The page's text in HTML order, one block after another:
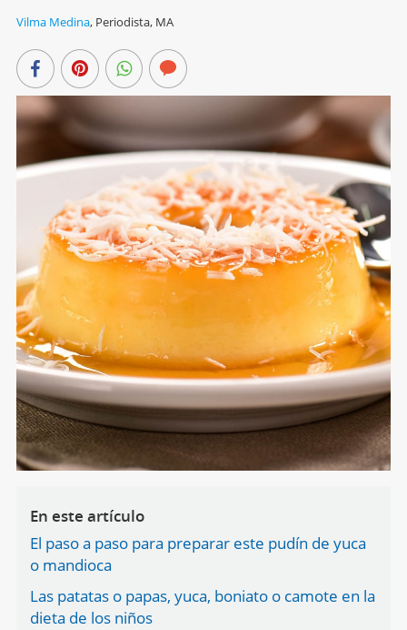
Vilma Medina, Periodista, MA
En este artículo
El paso a paso para preparar este pudín de yuca
o mandioca
Las patatas o papas, yuca, boniato o camote en la
dieta de los niños